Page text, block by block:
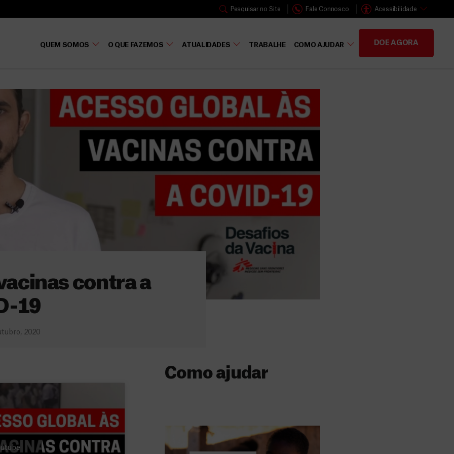
Pesquisar no Site Fale Connosco Acessibilidade
QUEM SOMOS O QUE FAZEMOS ATUALIDADES TRABALHE COMO AJUDAR DOE AGORA
contra a
19
2020
Como ajudar
ajuda-nos a levar cuidados médicos
a quem mais precisa.